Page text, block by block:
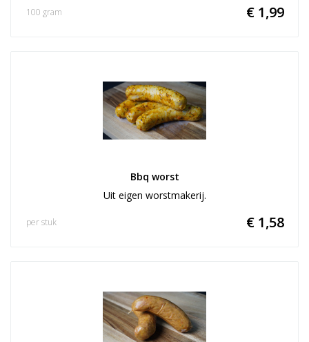
€ 1,99
100 gram
Bbq worst
Uit eigen worstmakerij.
€ 1,58
per stuk